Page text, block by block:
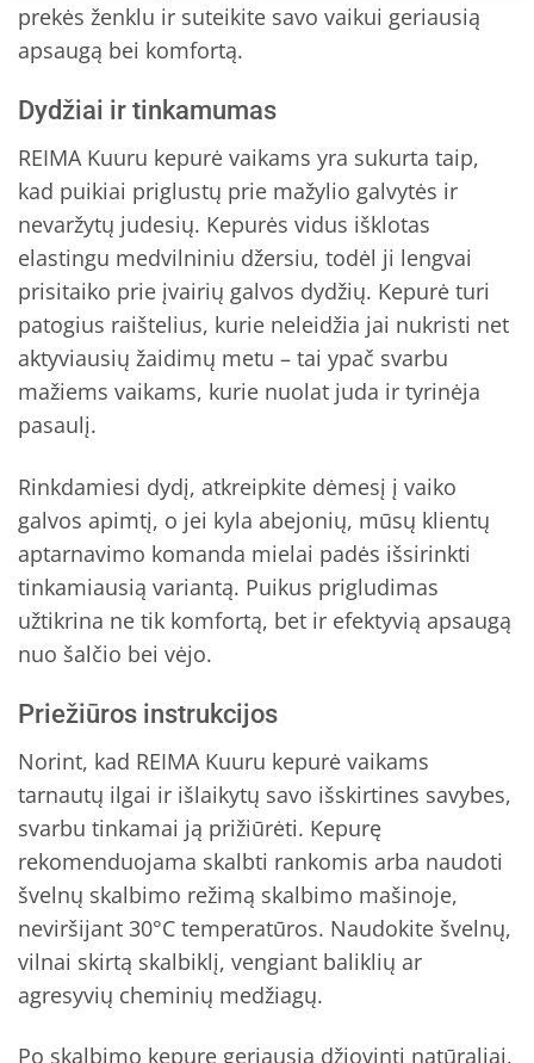
prekės ženklu ir suteikite savo vaikui geriausią
apsaugą bei komfortą.
Dydžiai ir tinkamumas
REIMA Kuuru kepurė vaikams yra sukurta taip,
kad puikiai priglustų prie mažylio galvytės ir
nevaržytų judesių. Kepurės vidus išklotas
elastingu medvilniniu džersiu, todėl ji lengvai
prisitaiko prie įvairių galvos dydžių. Kepurė turi
patogius raištelius, kurie neleidžia jai nukristi net
aktyviausių žaidimų metu – tai ypač svarbu
mažiems vaikams, kurie nuolat juda ir tyrinėja
pasaulį.
Rinkdamiesi dydį, atkreipkite dėmesį į vaiko
galvos apimtį, o jei kyla abejonių, mūsų klientų
aptarnavimo komanda mielai padės išsirinkti
tinkamiausią variantą. Puikus prigludimas
užtikrina ne tik komfortą, bet ir efektyvią apsaugą
nuo šalčio bei vėjo.
Priežiūros instrukcijos
Norint, kad REIMA Kuuru kepurė vaikams
tarnautų ilgai ir išlaikytų savo išskirtines savybes,
svarbu tinkamai ją prižiūrėti. Kepurę
rekomenduojama skalbti rankomis arba naudoti
švelnų skalbimo režimą skalbimo mašinoje,
neviršijant 30°C temperatūros. Naudokite švelnų,
vilnai skirtą skalbiklį, vengiant baliklių ar
agresyvių cheminių medžiagų.
Po skalbimo kepurę geriausia džiovinti natūraliai,